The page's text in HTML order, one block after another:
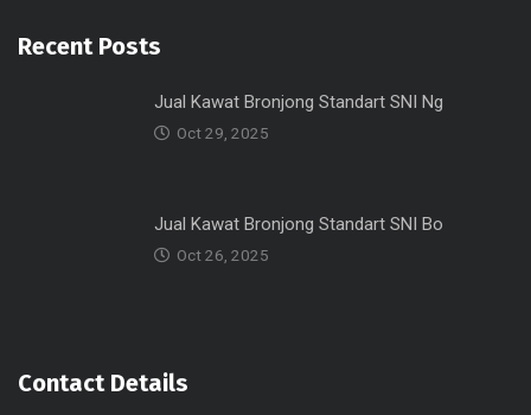
Recent Posts
Jual Kawat Bronjong Standart SNI Ng
Oct 29, 2025
Jual Kawat Bronjong Standart SNI Bo
Oct 26, 2025
Contact Details